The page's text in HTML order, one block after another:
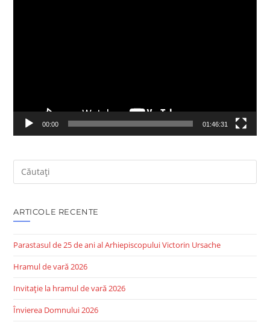
00:00 01:46:31
Search
this
ARTICOLE RECENTE
Parastasul de 25 de ani al Arhiepiscopului Victorin Ursache
Hramul de vară 2026
Invitație la hramul de vară 2026
Învierea Domnului 2026